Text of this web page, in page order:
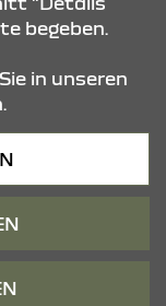
begeben.
in unseren